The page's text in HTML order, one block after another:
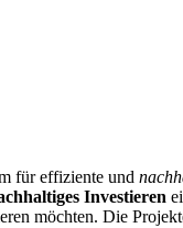
für effiziente und
Investieren
möchten. Die